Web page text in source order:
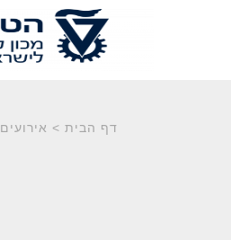
דף הבית > אירועים